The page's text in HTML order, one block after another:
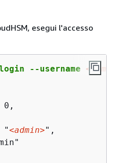
esegui l'accesso
--username
0,
"
<admin>",